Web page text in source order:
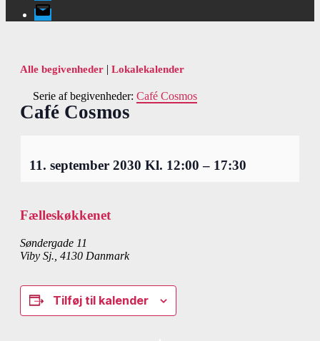
E-
mail
Alle begivenheder | Lokalekalender
Serie af begivenheder: Café Cosmos
Café Cosmos
11. september 2030 Kl. 12:00– 17:30
Fælleskøkkenet
Søndergade 11
Viby Sj. 4130 Danmark
Tilføj til kalender